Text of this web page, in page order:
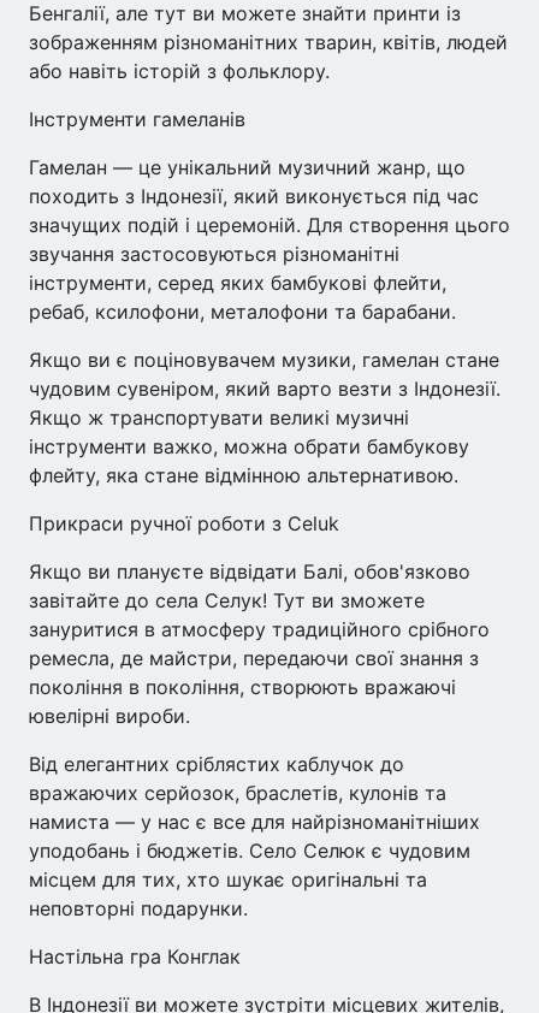
Бенгалії, але тут ви можете знайти принти із
зображенням різноманітних тварин, квітів, людей
або навіть історій з фольклору.
Інструменти гамеланів
Гамелан — це унікальний музичний жанр, що
походить з Індонезії, який виконується під час
значущих подій і церемоній. Для створення цього
звучання застосовуються різноманітні
інструменти, серед яких бамбукові флейти,
ребаб, ксилофони, металофони та барабани.
Якщо ви є поціновувачем музики, гамелан стане
чудовим сувеніром, який варто везти з Індонезії.
Якщо ж транспортувати великі музичні
інструменти важко, можна обрати бамбукову
флейту, яка стане відмінною альтернативою.
Прикраси ручної роботи з Celuk
Якщо ви плануєте відвідати Балі, обов'язково
завітайте до села Селук! Тут ви зможете
зануритися в атмосферу традиційного срібного
ремесла, де майстри, передаючи свої знання з
покоління в покоління, створюють вражаючі
ювелірні вироби.
Від елегантних сріблястих каблучок до
вражаючих серйозок, браслетів, кулонів та
намиста — у нас є все для найрізноманітніших
уподобань і бюджетів. Село Селюк є чудовим
місцем для тих, хто шукає оригінальні та
неповторні подарунки.
Настільна гра Конглак
В Індонезії ви можете зустріти місцевих жителів,